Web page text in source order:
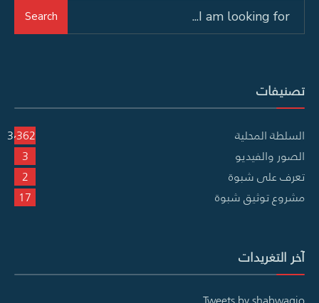
Search
تصنيفات
السلطة المحلية
3٬362
الصور والفيديو
3
تعرف على شبوة
2
مشروع توثيق شبوة
17
آخر التغريدات